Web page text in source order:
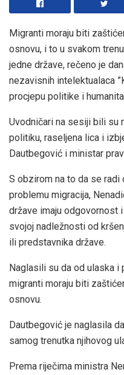
Migranti moraju biti
osnovu, i to u svakom
jedne države, rečeno je
nezavisnih intelektualaca
procjepu politike i
Uvodničari na sesiji bili su
politiku, raseljena lica i
Dautbegović i ministar
S obzirom na to da se radi
problemu migracija,
države imaju odgovornost
svojoj nadležnosti od
ili predstavnika države.
Naglasili su da od ulaska i
migranti moraju biti
osnovu.
Dautbegović je naglasila
samog trenutka njihovog
Prema riječima ministra